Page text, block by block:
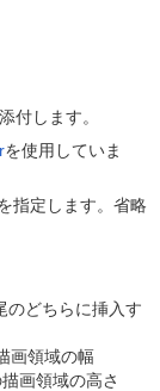
付します。
を使用していま
指定します。省略
どちらに挿入す
画領域の幅
画領域の高さ